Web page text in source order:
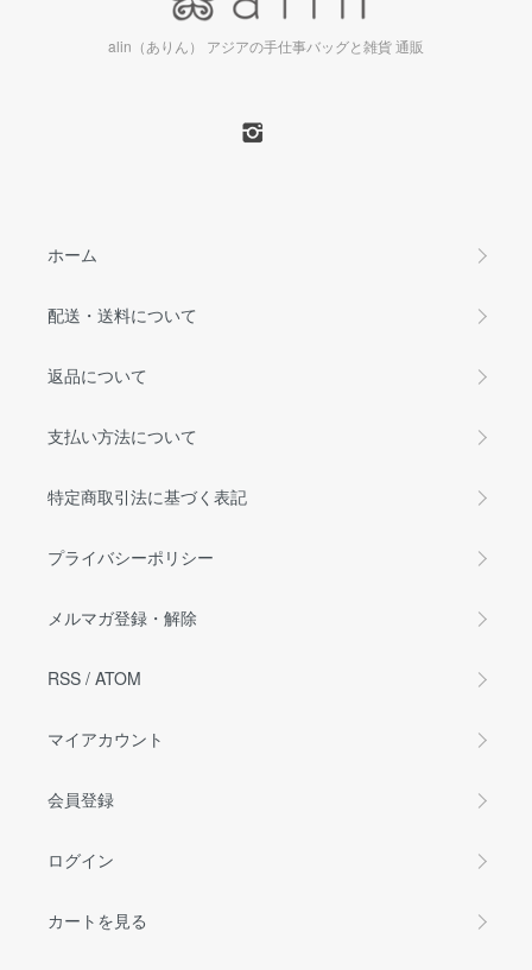
alin（ありん） アジアの手仕事バッグと雑貨 通販
ホーム
配送・送料について
返品について
支払い方法について
特定商取引法に基づく表記
プライバシーポリシー
メルマガ登録・解除
RSS / ATOM
マイアカウント
会員登録
ログイン
カートを見る